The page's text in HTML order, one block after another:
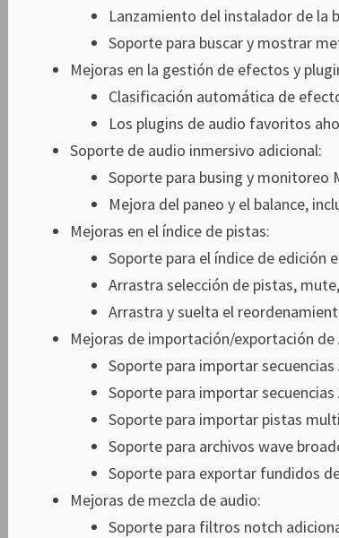
Lanzamiento del instalador de la
Soporte para buscar y mostrar
Mejoras en la gestión de efectos y
Clasificación automática de
Los plugins de audio favoritos
Soporte de audio inmersivo adicional:
Soporte para busing y monitoreo
Mejora del paneo y el balance,
Mejoras en el índice de pistas:
Soporte para el índice de edición
Arrastra selección de pistas,
Arrastra y suelta el
Mejoras de importación/exportación de
Soporte para importar
Soporte para importar
Soporte para importar pistas
Soporte para archivos wave
Soporte para exportar fundidos
Mejoras de mezcla de audio:
Soporte para filtros notch